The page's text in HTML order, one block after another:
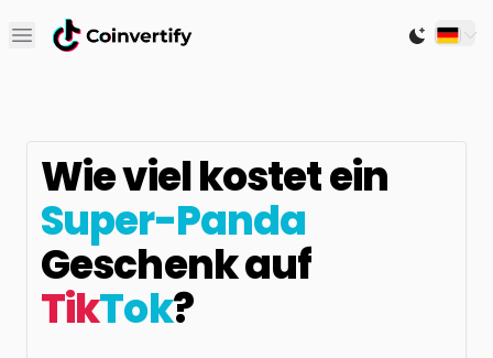
Open main menu Switch
Wie viel kostet ein
Super-Panda
Geschenk auf
TikTok?